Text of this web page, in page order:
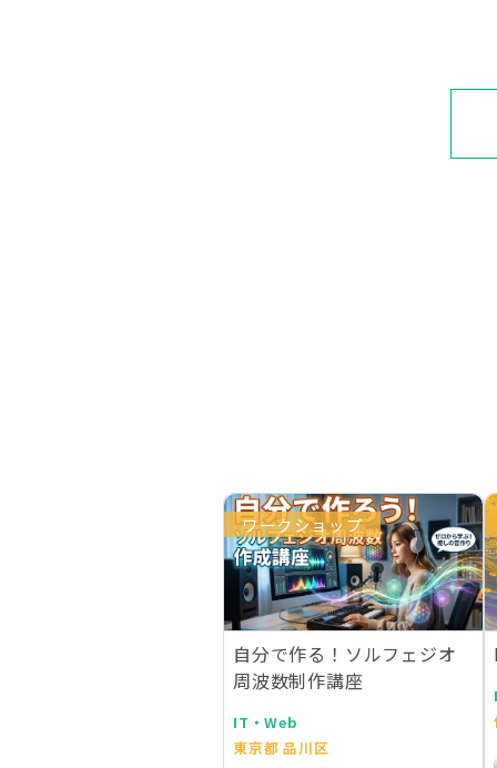
ワークショップ
自分で作る！ソルフェジオ
周波数制作講座
IT・Web
東京都 品川区